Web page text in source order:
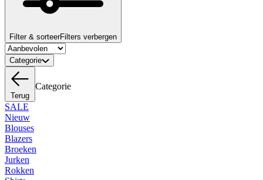
Filter & sorteerFilters verbergen
Categorie
Terug
Categorie
SALE
Nieuw
Blouses
Blazers
Broeken
Jurken
Rokken